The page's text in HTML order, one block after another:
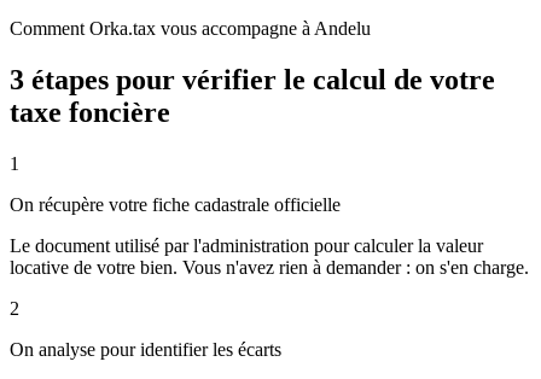
Comment Orka.tax vous accompagne à Andelu
3 étapes pour vérifier le calcul de votre
taxe foncière
1
On récupère votre fiche cadastrale officielle
Le document utilisé par l'administration pour calculer la valeur
locative de votre bien. Vous n'avez rien à demander : on s'en charge.
2
On analyse pour identifier les écarts